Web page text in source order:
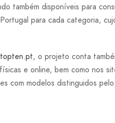
também disponíveis para
para cada categoria,
, o projeto conta
e online, bem como nos
com modelos distinguidos